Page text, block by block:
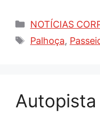
Categorias
NOTÍCIAS
Tags
Palhoça,